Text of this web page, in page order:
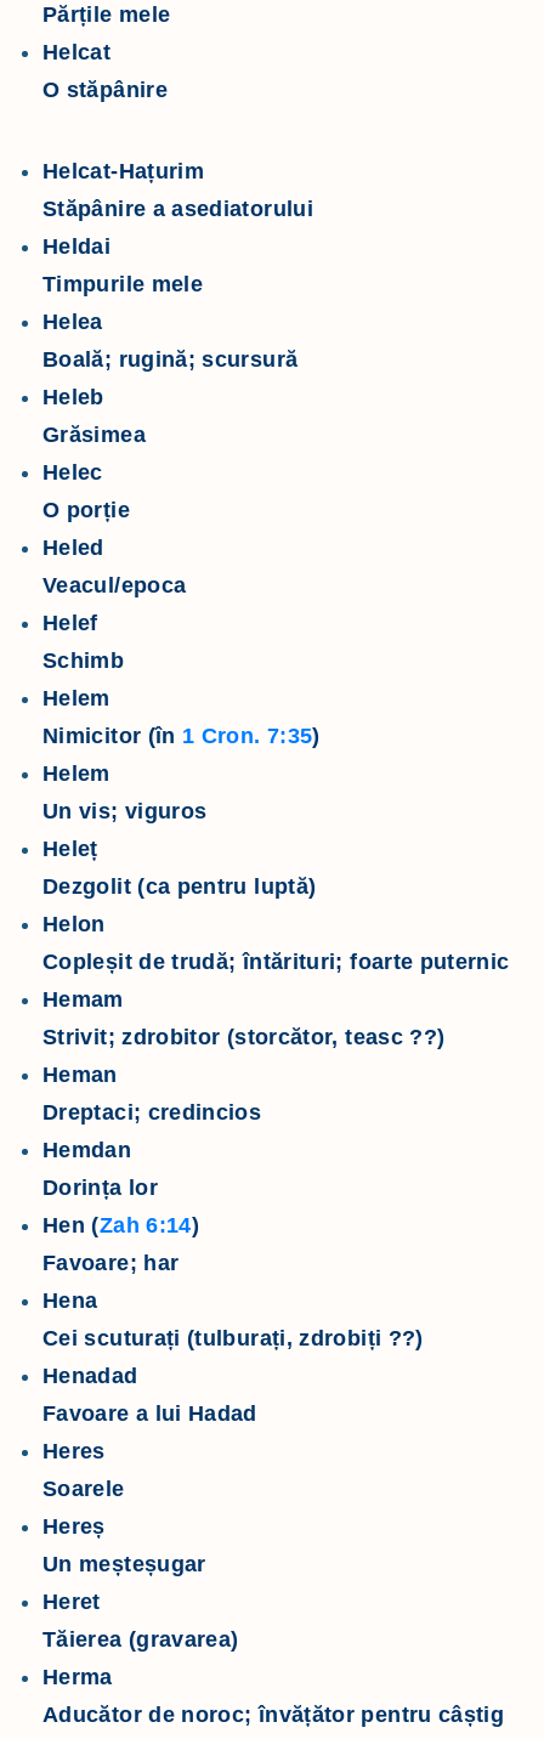
Părțile mele
Helcat
O stăpânire
Helcat-Hațurim
Stăpânire a asediatorului
Heldai
Timpurile mele
Helea
Boală; rugină; scursură
Heleb
Grăsimea
Helec
O porție
Heled
Veacul/epoca
Helef
Schimb
Helem
Nimicitor (în 1 Cron. 7:35)
Helem
Un vis; viguros
Heleț
Dezgolit (ca pentru luptă)
Helon
Copleșit de trudă; întărituri; foarte puternic
Hemam
Strivit; zdrobitor (storcător, teasc ??)
Heman
Dreptaci; credincios
Hemdan
Dorința lor
Hen (Zah 6:14)
Favoare; har
Hena
Cei scuturați (tulburați, zdrobiți ??)
Henadad
Favoare a lui Hadad
Heres
Soarele
Hereș
Un meșteșugar
Heret
Tăierea (gravarea)
Herma
Aducător de noroc; învățător pentru câștig